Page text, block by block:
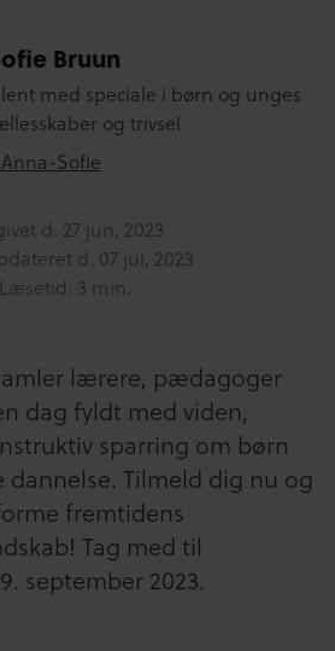
Bruun
med speciale i børn og unges
og trivsel
Sofie
d. 27 jun, 2023
d. 07 jul, 2023
Læsetid: 3 min.
lærere, pædagoger
dag fyldt med viden,
sparring om børn
Tilmeld dig nu og
fremtidens
Tag med til
september 2023.